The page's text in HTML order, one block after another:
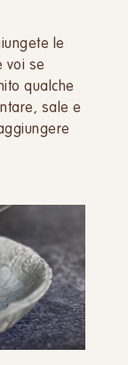
le
voi se
qualche
sale e